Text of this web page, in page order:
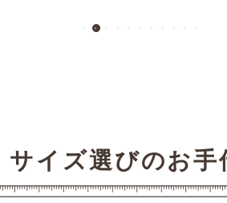
サイズ選びのお手